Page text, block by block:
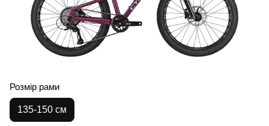
Розмір рами
135-150 см